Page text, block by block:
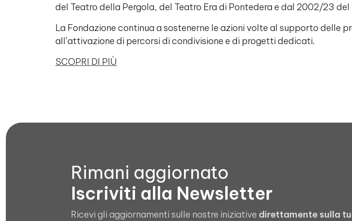
del Teatro della Pergola, del Teatro Era di Pontedera e dal 2002/23 del
La Fondazione continua a sostenerne le azioni volte al supporto delle
all’attivazione di percorsi di condivisione e di progetti dedicati.
SCOPRI DI PIÙ
Rimani aggiornato
Iscriviti alla Newsletter
Ricevi gli aggiornamenti sulle nostre iniziative direttamente sulla